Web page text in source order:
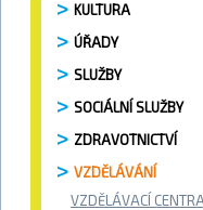
KULTURA
ÚŘADY
SLUŽBY
SOCIÁLNÍ SLUŽBY
ZDRAVOTNICTVÍ
VZDĚLÁVÁNÍ
VZDĚLÁVACÍ